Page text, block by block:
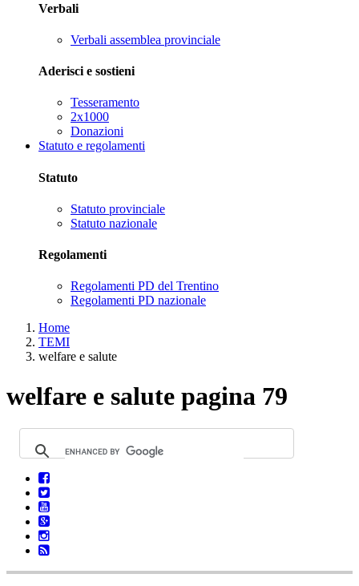
Verbali
Verbali assemblea provinciale
Aderisci e sostieni
Tesseramento
2x1000
Donazioni
Statuto e regolamenti
Statuto
Statuto provinciale
Statuto nazionale
Regolamenti
Regolamenti PD del Trentino
Regolamenti PD nazionale
Home
TEMI
welfare e salute
welfare e salute pagina 79